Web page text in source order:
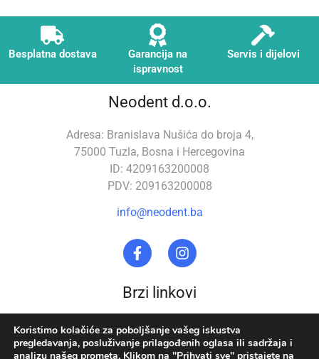
Besplatna dostava
Garancija na
ispravnost
Servis i dijelovi
Brzi linkovi
Stomatološka oprema
Zubna tehnika
O nama
Uslovi korištenja
Neodent d.o.o.
Adresa: Branislava Nušića do broja 4,
75000 Tuzla, Bosna i Hercegovina
ID: 4209163200008
PDV: 209163200008
info@neodent.ba
Koristimo kolačiće za poboljšanje vašeg iskustva
pregledavanja, posluživanje prilagođenih oglasa ili sadržaja i
analizu našeg prometa. Klikom na "Prihvati sve" pristajete na